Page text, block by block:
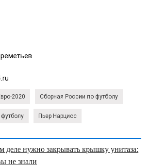
2020 Сборная России по футболу
Пьер Нарцисс
деле нужно закрывать крышку унитаза:
не знали